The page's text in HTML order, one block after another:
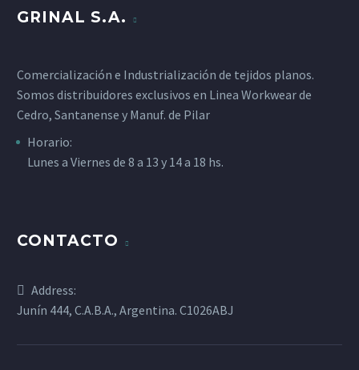
GRINAL S.A.
Comercialización e Industrialización de tejidos planos.
Somos distribuidores exclusivos en Linea Workwear de
Cedro, Santanense y Manuf. de Pilar
Horario:
Lunes a Viernes de 8 a 13 y 14 a 18 hs.
CONTACTO
Address:
Junín 444, C.A.B.A., Argentina. C1026ABJ